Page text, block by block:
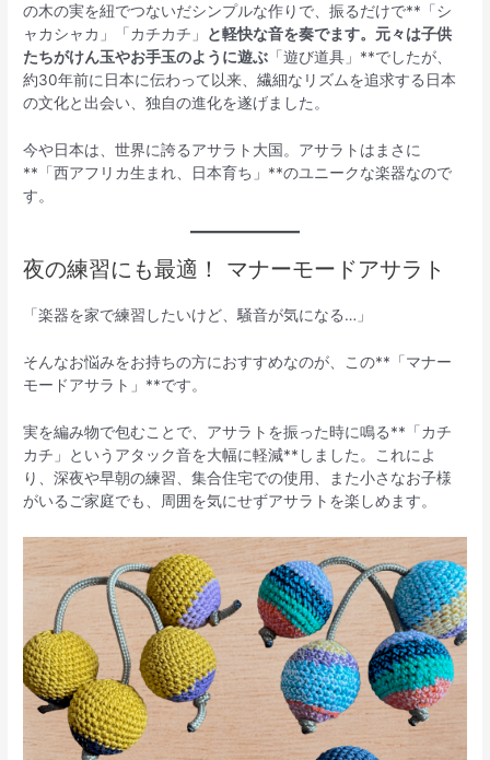
の木の実を紐でつないだシンプルな作りで、振るだけで**「シ
ャカシャカ」「カチカチ」
と軽快な音を奏でます。元々は子供
たちがけん玉やお手玉のように遊ぶ 「遊び道具」**でしたが、
約30年前に日本に伝わって以来、繊細なリズムを追求する日本
の文化と出会い、独自の進化を遂げました。
今や日本は、世界に誇るアサラト大国。アサラトはまさに
**「西アフリカ生まれ、日本育ち」**のユニークな楽器なので
す。
夜の練習にも最適！ マナーモードアサラト
「楽器を家で練習したいけど、騒音が気になる…」
そんなお悩みをお持ちの方におすすめなのが、この**「マナー
モードアサラト」**です。
実を編み物で包むことで、アサラトを振った時に鳴る**「カチ
カチ」というアタック音を大幅に軽減**しました。これによ
り、深夜や早朝の練習、集合住宅での使用、また小さなお子様
がいるご家庭でも、周囲を気にせずアサラトを楽しめます。